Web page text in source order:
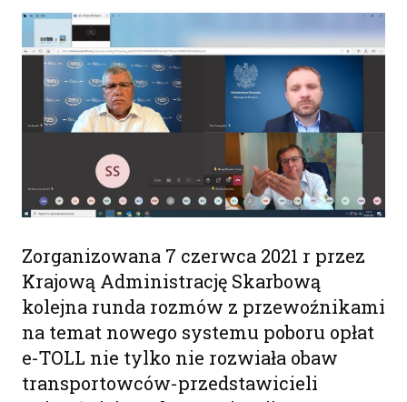
Zorganizowana 7 czerwca 2021 r przez
Krajową Administrację Skarbową
kolejna runda rozmów z przewoźnikami
na temat nowego systemu poboru opłat
e-TOLL nie tylko nie rozwiała obaw
transportowców-przedstawicieli